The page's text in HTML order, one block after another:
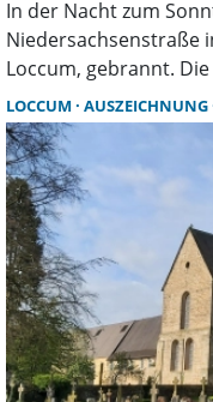
In der Nacht zum
Niedersachsenstraße
Loccum, gebrannt.
alarmiert. Bei
des Restaurants
LOCCUM AUSZEICHNUNG